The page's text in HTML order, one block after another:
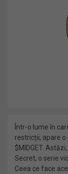
Într-o lume în
restricții, apare
$MIDGET.
Secret, o serie
Ceea ce face